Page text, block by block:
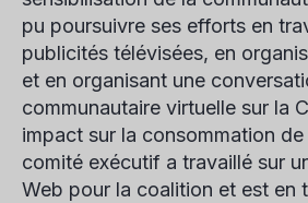
pu poursuivre ses efforts en
publicités télévisées, en
et en organisant une
communautaire virtuelle sur la
impact sur la consommation
comité exécutif a travaillé sur
Web pour la coalition et est en